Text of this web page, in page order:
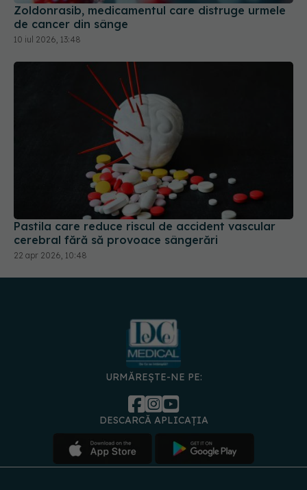
10 iul 2026, 13:48
Pastila care reduce riscul de accident vascular
cerebral fără să provoace sângerări
22 apr 2026, 10:48
URMĂREȘTE-NE PE:
Medici și Politica de
Politica Gestionați Contact